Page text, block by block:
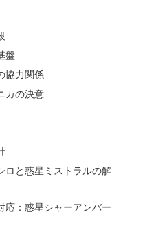
盤
協力関係
カの決意
ロと惑星ミストラルの解
応：惑星シャーアンバー